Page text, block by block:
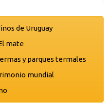
de Uruguay
mate
y parques termales
mundial